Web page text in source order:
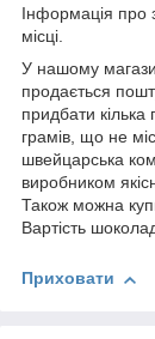
Інформація про
місці.
У нашому
продається
придбати кілька
грамів, що не
швейцарська
виробником
Також можна
Вартість
Приховати